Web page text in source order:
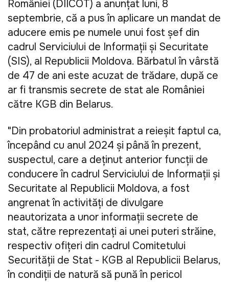
României (DIICOT) a anunțat luni, 8
septembrie, că a pus în aplicare un mandat de
aducere emis pe numele unui fost șef din
cadrul Serviciului de Informații și Securitate
(SIS), al Republicii Moldova. Bărbatul în vârstă
de 47 de ani este acuzat de trădare, după ce
ar fi transmis secrete de stat ale României
către KGB din Belarus.
"Din probatoriul administrat a reieșit faptul ca,
începând cu anul 2024 și până în prezent,
suspectul, care a deținut anterior funcții de
conducere în cadrul Serviciului de Informații și
Securitate al Republicii Moldova, a fost
angrenat în activități de divulgare
neautorizata a unor informații secrete de
stat, către reprezentați ai unei puteri străine,
respectiv ofițeri din cadrul Comitetului
Securității de Stat - KGB al Republicii Belarus,
în condiții de natură să pună în pericol